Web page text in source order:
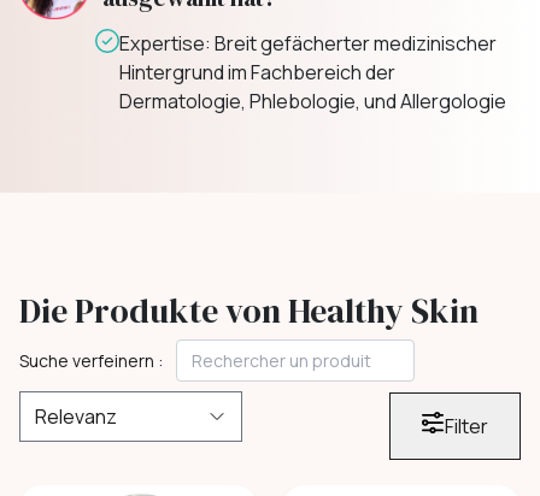
Expertise: Breit gefächerter medizinischer
Hintergrund im Fachbereich der
Dermatologie, Phlebologie, und Allergologie
Die Produkte von Healthy Skin
Suche verfeinern :
Filter